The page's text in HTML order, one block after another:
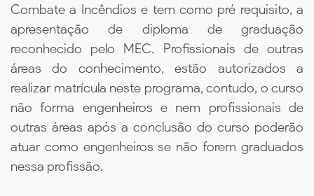
Combate a Incêndios e tem como pré requisito, a
apresentação de diploma de graduação
reconhecido pelo MEC. Profissionais de outras
áreas do conhecimento, estão autorizados a
realizar matrícula neste programa, contudo, o curso
não forma engenheiros e nem profissionais de
outras áreas após a conclusão do curso poderão
atuar como engenheiros se não forem graduados
nessa profissão.